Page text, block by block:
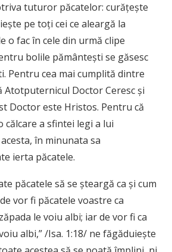
tuturor păcatelor: curățește
pe toți cei ce aleargă la
o fac în cele din urmă clipe
bolile pământești se găsesc
Pentru cea mai cumplită dintre
Atotputernicul Doctor Ceresc și
Doctor este Hristos. Pentru că
călcare a sfintei legi a lui
în minunata sa
ierta păcatele.
păcatele să se șteargă ca și cum
vor fi păcatele voastre ca
le voiu albi; iar de vor fi ca
albi,” /Isa. 1:18/ ne făgăduiește